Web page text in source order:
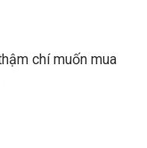
chí muốn mua